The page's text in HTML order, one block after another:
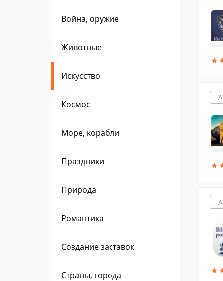
Война, оружие
Животные
Искусство
Космос
Море, корабли
Праздники
Природа
Романтика
Создание заставок
Страны, города
★
★
★
★
★
★